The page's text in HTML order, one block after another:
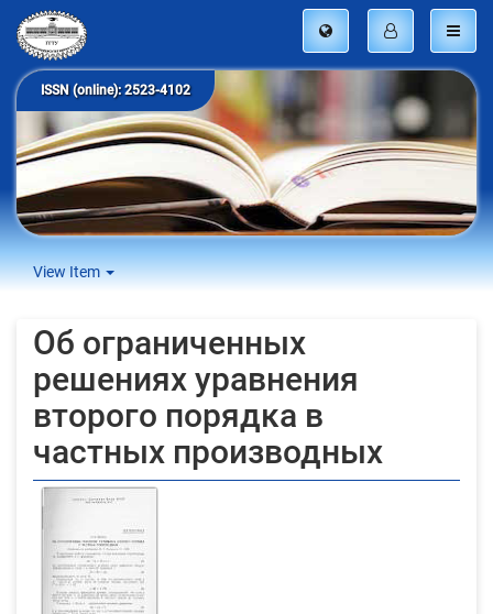
ISSN (online): 2523-4102
View Item
Об ограниченных
решениях уравнения
второго порядка в
частных производных